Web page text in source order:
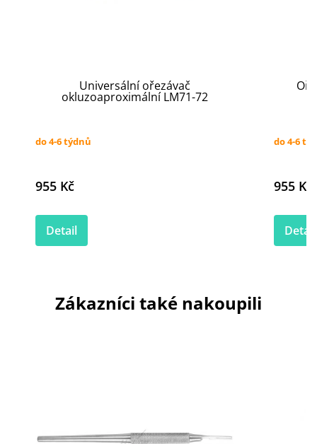
Universální ořezávač
okluzoaproximální LM71-72
do 4-6 týdnů
955 Kč
Detail
do 4-6
955 Kč
Detail
Zákazníci také nakoupili